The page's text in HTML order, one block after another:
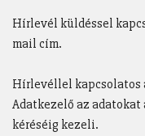
Hírlevél küldéssel
mail cím.
Hírlevéllel kapcsolatos
Adatkezelő az
kéréséig kezeli.